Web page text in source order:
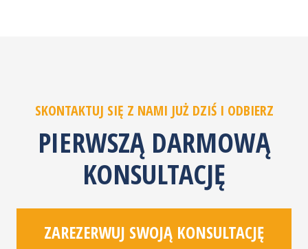
SKONTAKTUJ SIĘ Z NAMI JUŻ DZIŚ I ODBIERZ
PIERWSZĄ DARMOWĄ
KONSULTACJĘ
ZAREZERWUJ SWOJĄ KONSULTACJĘ